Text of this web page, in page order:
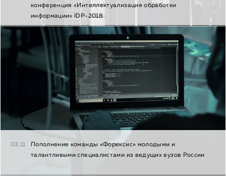
конференция «Интеллектуализация обработки
информации» IDP-2018
03.11
Пополнение команды «Форексис» молодыми и
талантливыми специалистами из ведущих вузов России